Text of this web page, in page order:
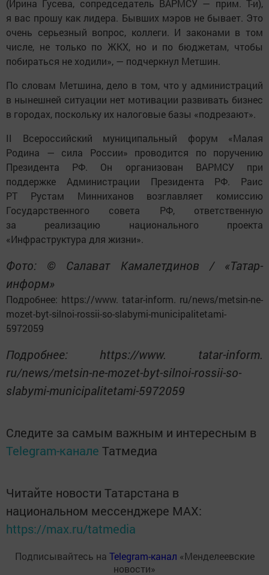
(Ирина Гусева, сопредседатель ВАРМСУ — прим. Т-и),
я вас прошу как лидера. Бывших мэров не бывает. Это
очень серьезный вопрос, коллеги. И законами в том
числе, не только по ЖКХ, но и по бюджетам, чтобы
побираться не ходили», — подчеркнул Метшин.
По словам Метшина, дело в том, что у администраций
в нынешней ситуации нет мотивации развивать бизнес
в городах, поскольку их налоговые базы «подрезают».
II Всероссийский муниципальный форум «Малая
Родина — сила России» проводится по поручению
Президента РФ. Он организован ВАРМСУ при
поддержке Администрации Президента РФ. Раис
РТ Рустам Минниханов возглавляет комиссию
Государственного совета РФ, ответственную
за реализацию национального проекта
«Инфраструктура для жизни».
Фото: © Салават Камалетдинов / «Татар-
информ»
Подробнее: https://www. tatar-inform. ru/news/metsin-ne-
mozet-byt-silnoi-rossii-so-slabymi-municipalitetami-
5972059
Подробнее: https://www. tatar-inform.
ru/news/metsin-ne-mozet-byt-silnoi-rossii-so-
slabymi-municipalitetami-5972059
Следите за самым важным и интересным в
Telegram-канале Татмедиа
Читайте новости Татарстана в
национальном мессенджере MАХ:
https://max.ru/tatmedia
Подписывайтесь на Telegram-канал «Менделеевские
новости»